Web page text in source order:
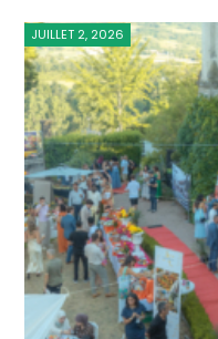
JUILLET 2, 2026